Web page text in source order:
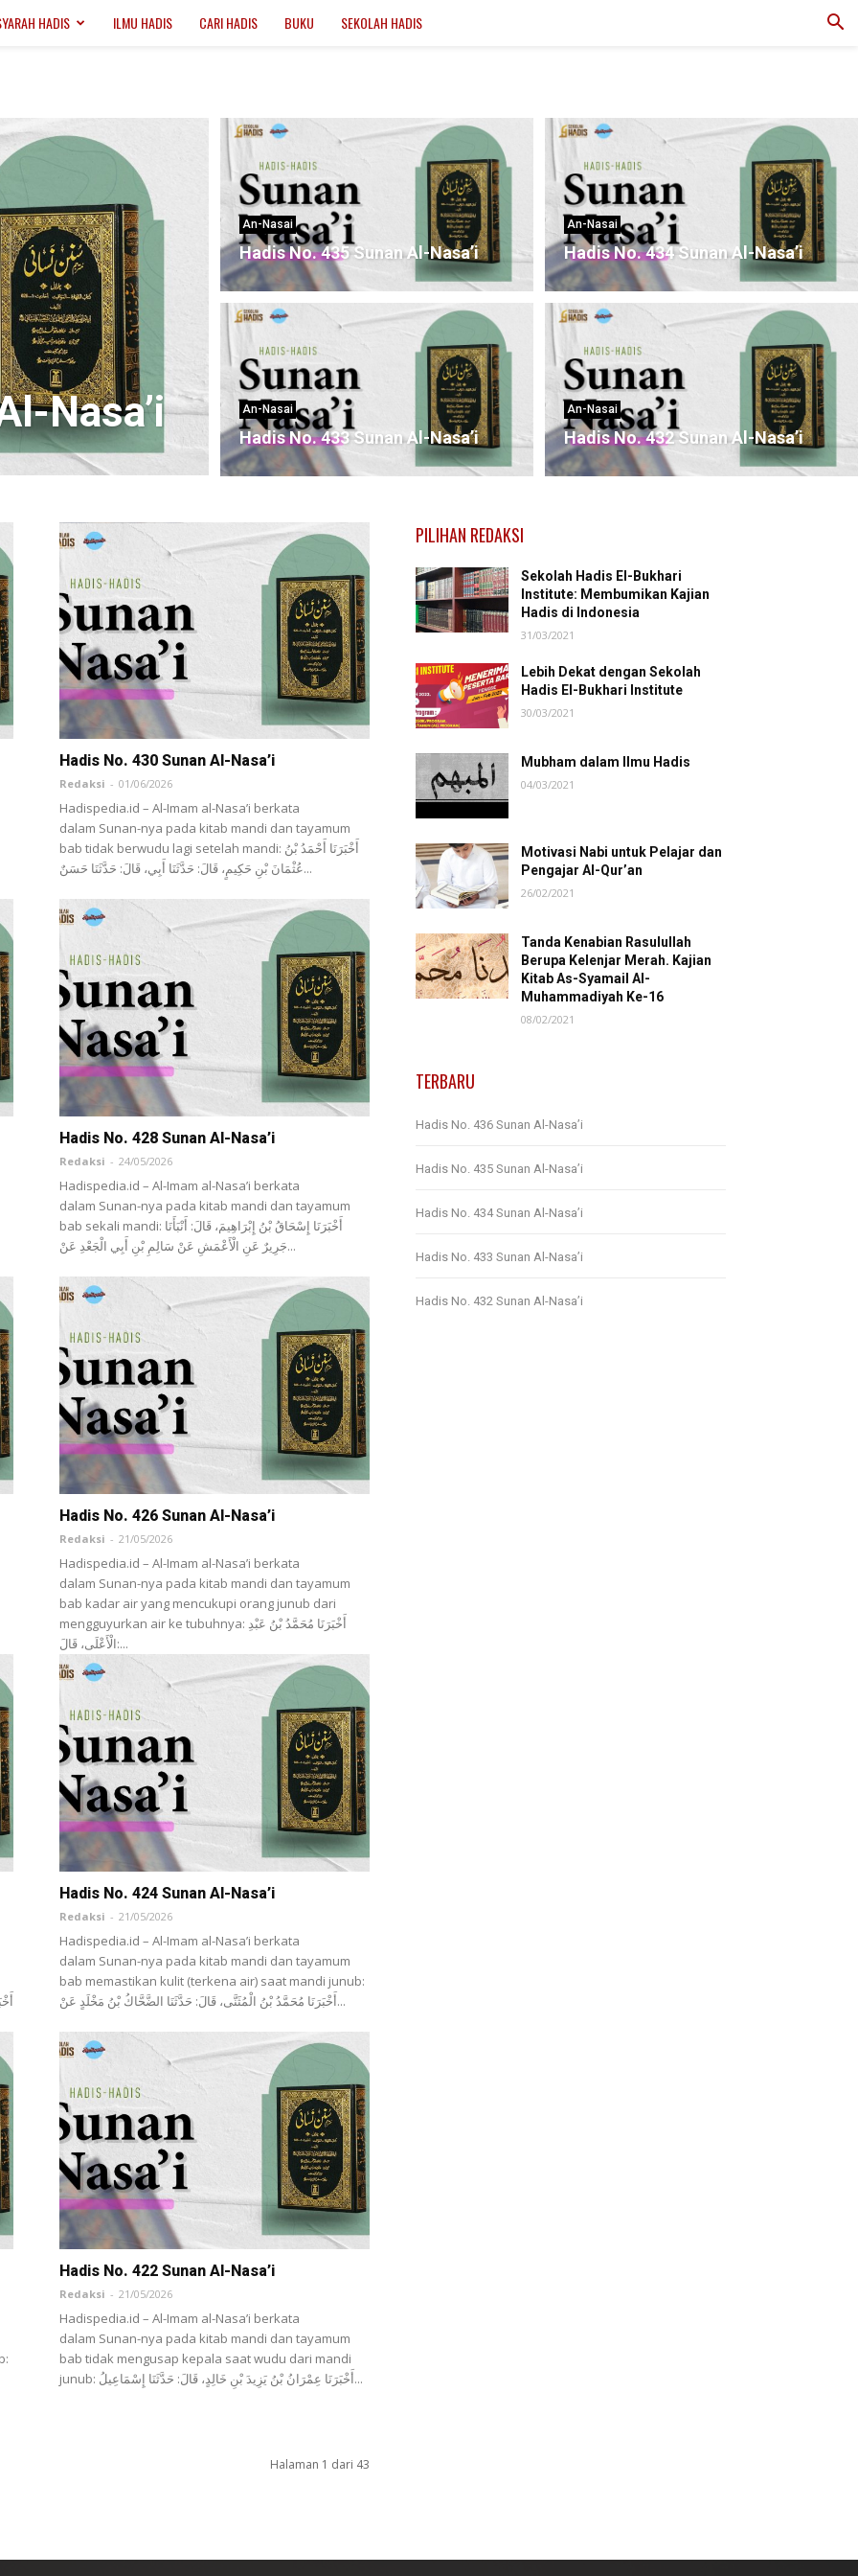
HADIS ILMU HADIS CARI HADIS BUKU SEKOLAH HADIS
Nasa’i
An-Nasai
Hadis No. 435 Sunan Al-Nasa’i
An-Nasai
Hadis No. 434 Sunan Al-Nasa’i
An-Nasai
Hadis No. 433 Sunan Al-Nasa’i
An-Nasai
Hadis No. 432 Sunan Al-Nasa’i
Hadis No. 430 Sunan Al-Nasa’i
Redaksi - 01/06/2026
Hadispedia.id – Al-Imam al-Nasa’i berkata
dalam Sunan-nya pada kitab mandi dan tayamum
bab tidak berwudu lagi setelah mandi: أَخْبَرَنَا ‌أَحْمَدُ بْنُ
عُثْمَانَ بْنِ حَكِيمٍ، قَالَ: حَدَّثَنَا ‌أَبِي، قَالَ: حَدَّثَنَا ‌حَسَنٌ...
Hadis No. 428 Sunan Al-Nasa’i
Redaksi - 24/05/2026
Hadispedia.id – Al-Imam al-Nasa’i berkata
dalam Sunan-nya pada kitab mandi dan tayamum
bab sekali mandi: أَخْبَرَنَا ‌إِسْحَاقُ بْنُ إِبْرَاهِيمَ، قَالَ: أَنْبَأَنَا
‌جَرِيرٌ عَنِ ‌الْأَعْمَشِ عَنْ ‌سَالِمِ بْنِ أَبِي الْجَعْدِ عَنْ...
Hadis No. 426 Sunan Al-Nasa’i
Redaksi - 21/05/2026
Hadispedia.id – Al-Imam al-Nasa’i berkata
dalam Sunan-nya pada kitab mandi dan tayamum
bab kadar air yang mencukupi orang junub dari
mengguyurkan air ke tubuhnya: أَخْبَرَنَا ‌مُحَمَّدُ بْنُ عَبْدِ
الْأَعْلَى، قَالَ:...
Hadis No. 424 Sunan Al-Nasa’i
Redaksi - 21/05/2026
Hadispedia.id – Al-Imam al-Nasa’i berkata
dalam Sunan-nya pada kitab mandi dan tayamum
bab memastikan kulit (terkena air) saat mandi junub:
أَخْبَرَنَا ‌مُحَمَّدُ بْنُ الْمُثَنَّى، قَالَ: حَدَّثَنَا ‌الضَّحَّاكُ بْنُ مَخْلَدٍ عَنْ...
Hadis No. 422 Sunan Al-Nasa’i
Redaksi - 21/05/2026
Hadispedia.id – Al-Imam al-Nasa’i berkata
dalam Sunan-nya pada kitab mandi dan tayamum
bab tidak mengusap kepala saat wudu dari mandi
junub: أَخْبَرَنَا ‌عِمْرَانُ بْنُ يَزِيدَ بْنِ خَالِدٍ، قَالَ: حَدَّثَنَا ‌إِسْمَاعِيلُ...
Halaman 1 dari 43
PILIHAN REDAKSI
Sekolah Hadis El-Bukhari
Institute: Membumikan Kajian
Hadis di Indonesia
31/03/2021
Lebih Dekat dengan Sekolah
Hadis El-Bukhari Institute
30/03/2021
Mubham dalam Ilmu Hadis
04/03/2021
Motivasi Nabi untuk Pelajar dan
Pengajar Al-Qur’an
26/02/2021
Tanda Kenabian Rasulullah
Berupa Kelenjar Merah. Kajian
Kitab As-Syamail Al-
Muhammadiyah Ke-16
08/02/2021
TERBARU
Hadis No. 436 Sunan Al-Nasa’i
Hadis No. 435 Sunan Al-Nasa’i
Hadis No. 434 Sunan Al-Nasa’i
Hadis No. 433 Sunan Al-Nasa’i
Hadis No. 432 Sunan Al-Nasa’i